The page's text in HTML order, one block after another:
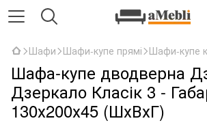
Шафи Шафи-купе прямі Шафи-купе
Шафа-купе дводверна
Дзеркало Класік 3 -
130х200х45 (ШхВхГ)